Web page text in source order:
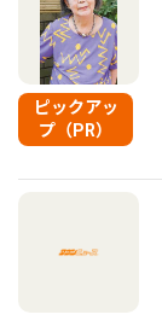
ピックアッ
プ（PR）